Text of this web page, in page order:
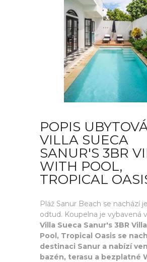
POPIS
VILLA SUECA
SANUR'S 3BR
WITH POOL,
TROPICAL
Pláž Sanur Beach se nachází
odtud. Koupelna je vybavená
Villa Sueca Sanur's 3BR
Pool, Tropical Oasis se
destinaci Sanur a nabízí
bazén, terasu a bezplatné